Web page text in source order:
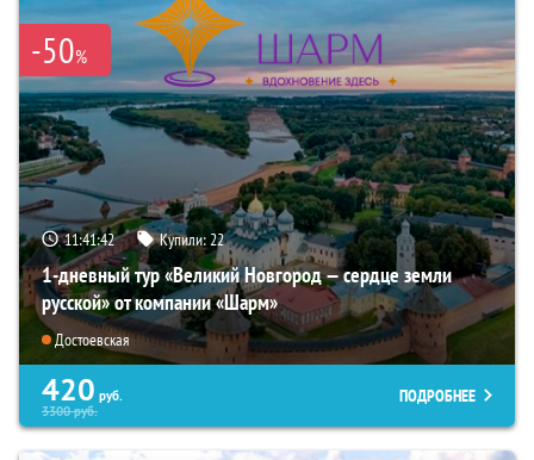
-50%
11:41:40 Купили:22
1-дневный тур «Великий Новгород — сердце земли
русской» от компании «Шарм»
Достоевская
420 руб.
3300руб.
ПОДРОБНЕЕ